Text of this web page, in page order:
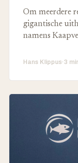
Om meerdere
gigantische
namens
Hans Klippus·3